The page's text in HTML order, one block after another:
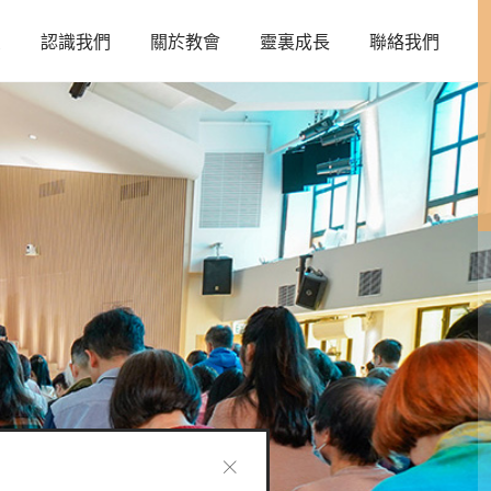
認識我們 關於教會 靈裏成長 聯絡我們